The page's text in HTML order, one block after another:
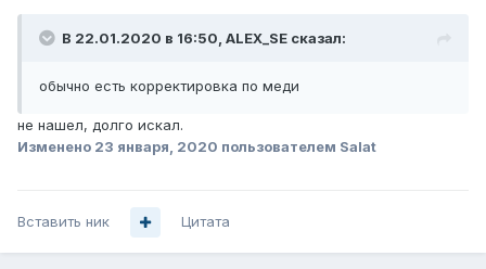
В 22.01.2020 в 16:50, ALEX_SE сказал:
обычно есть корректировка по меди
не нашел, долго искал.
Изменено 23 января, 2020 пользователем Salat
Вставить ник Цитата